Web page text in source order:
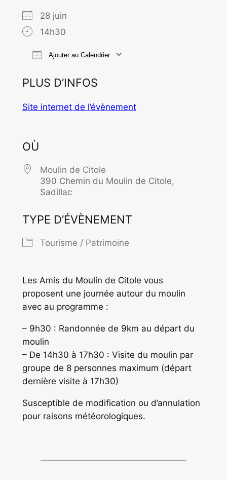
28 juin
14h30
Ajouter au Calendrier
PLUS D’INFOS
Site internet de l’évènement
OÙ
Moulin de Citole
390 Chemin du Moulin de Citole,
Sadillac
TYPE D’ÉVÈNEMENT
Tourisme / Patrimoine
Les Amis du Moulin de Citole vous
proposent une journée autour du moulin
avec au programme :
– 9h30 : Randonnée de 9km au départ du
moulin
– De 14h30 à 17h30 : Visite du moulin par
groupe de 8 personnes maximum (départ
dernière visite à 17h30)
Susceptible de modification ou d’annulation
pour raisons météorologiques.